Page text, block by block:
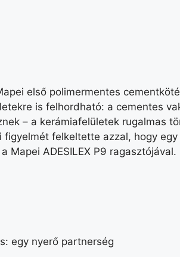
első polimermentes
is felhordható: a cementes
– a kerámiafelületek rugalmas
figyelmét felkeltette azzal, hogy
Mapei ADESILEX P9 ragasztójával.
egy nyerő partnerség